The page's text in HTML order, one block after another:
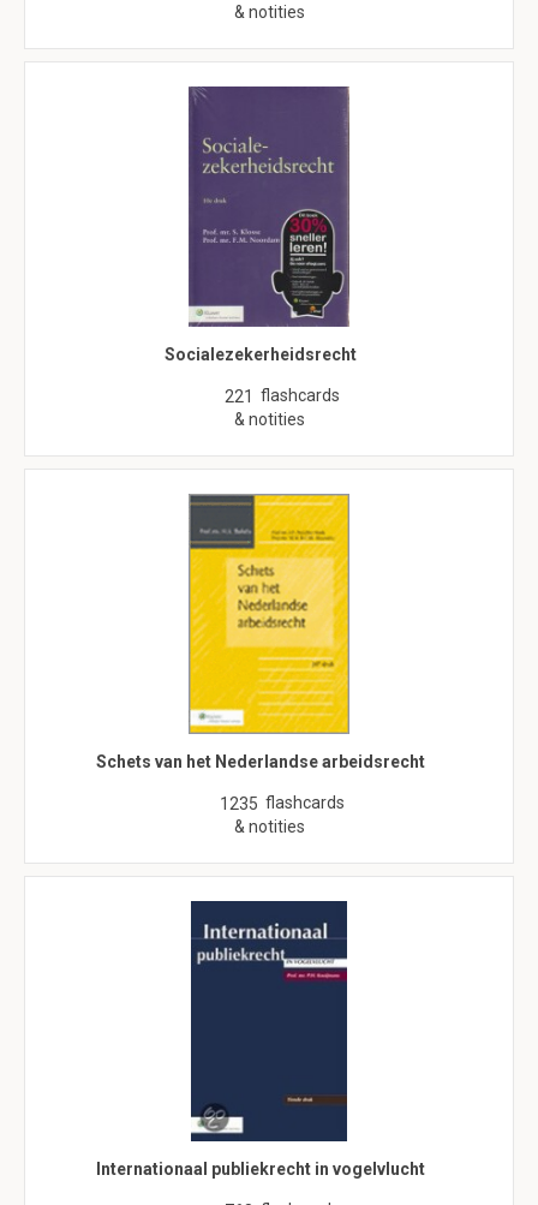
& notities
Socialezekerheidsrecht
221 flashcards
& notities
Schets van het Nederlandse arbeidsrecht
1235 flashcards
& notities
Internationaal publiekrecht in vogelvlucht